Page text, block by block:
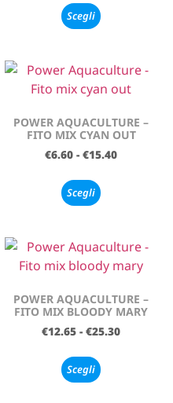
Scegli
POWER AQUACULTURE –
FITO MIX CYAN OUT
€6.60 - €15.40
Scegli
POWER AQUACULTURE –
FITO MIX BLOODY MARY
€12.65 - €25.30
Scegli